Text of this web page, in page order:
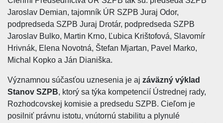
Jaroslav Demian, tajomník ÚR SZPB Juraj Odor,
podpredseda SZPB Juraj Drotár, podpredseda SZPB
Jaroslav Bulko, Martin Krno, Ľubica Krištofová, Slavomír
Hrivnák, Elena Novotná, Štefan Mjartan, Pavel Marko,
Michal Kopko a Ján Dianiška.
Významnou súčasťou uznesenia je aj záväzný výklad
Stanov SZPB, ktorý sa týka kompetencií Ústrednej rady,
Rozhodcovskej komisie a predsedu SZPB. Cieľom je
posilniť právnu istotu, vnútornú stabilitu a plynulé